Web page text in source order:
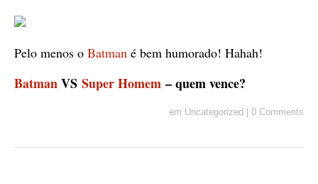
Pelo menos o Batman é bem humorado! Hahah!
BatmanVS Super Homem – quem vence?
em Uncategorized 0 Comments